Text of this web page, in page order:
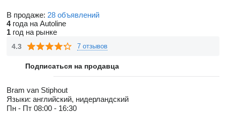
В продаже: 28 объявлений
4года на Autoline
1 год на рынке
4.3 7 отзывов
Подписаться на продавца
Bram van Stiphout
Языки: английский, нидерландский
Пн - Пт 08:00 - 16:30